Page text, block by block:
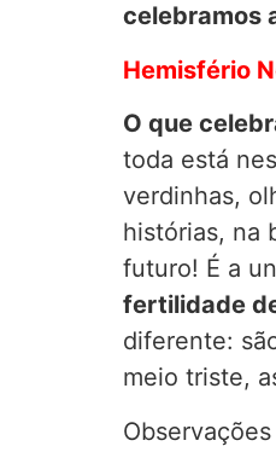
celebramos
Hemisfério
O que
toda está
verdinhas,
histórias, na
futuro! É a
fertilidade
diferente:
meio triste,